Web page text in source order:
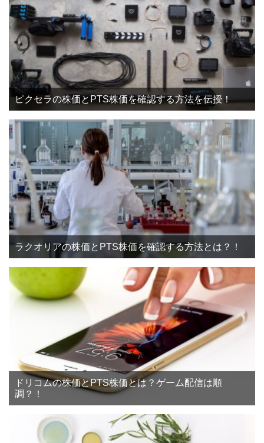
ピクセラの株価とPTS株価を確認する方法を伝授！
ラクオリアの株価とPTS株価を確認する方法とは？！
ドリコムの株価とPTS株価とは？ゲーム配信は順
調？！